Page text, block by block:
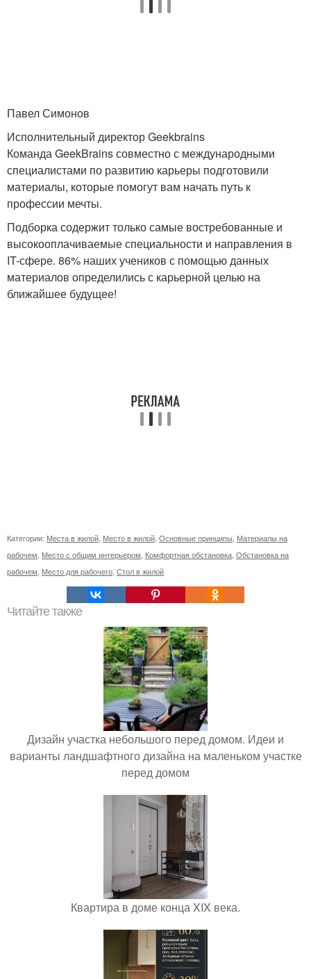
Павел Симонов
Исполнительный директор Geekbrains
Команда GeekBrains совместно с международными
специалистами по развитию карьеры подготовили
материалы, которые помогут вам начать путь к
профессии мечты.
Подборка содержит только самые востребованные и
высокооплачиваемые специальности и направления в
IT-сфере. 86% наших учеников с помощью данных
материалов определились с карьерной целью на
ближайшее будущее!
Категории: Места в жилой Место в жилой Основные принципы Материалы на
рабочем Место с общим интерьером Комфортная обстановка Обстановка на
рабочем Место для рабочего Стол в жилой
Читайте также
Дизайн участка небольшого перед домом. Идеи и
варианты ландшафтного дизайна на маленьком участке
перед домом
Квартира в доме конца XIX века.